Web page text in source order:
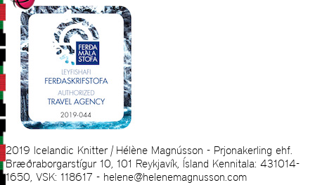
2019 Icelandic Knitter | Hélène Magnússon - Prjonakerling ehf.
Bræðraborgarstígur 10, 101 Reykjavík, Ísland Kennitala: 431014-
1650, VSK: 118617 - helene@helenemagnusson.com